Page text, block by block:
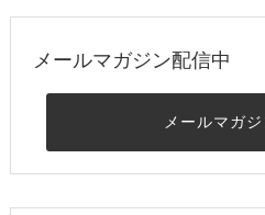
メールマガジン配信中
メールマガ